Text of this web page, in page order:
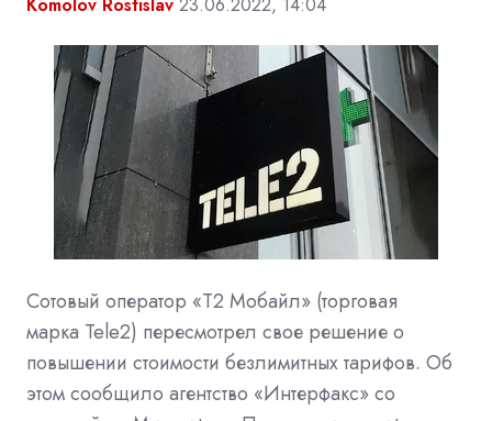
Сотовый оператор «Т2 Мобайл» (торговая
марка Tele2) пересмотрел свое решение о
повышении стоимости безлимитных тарифов. Об
этом сообщило агентство «Интерфакс» со